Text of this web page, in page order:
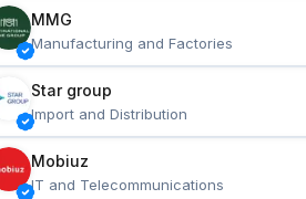
MMG
Manufacturing and Factories
Star group
Import and Distribution
Mobiuz
IT and Telecommunications